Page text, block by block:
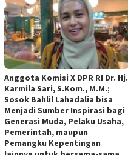
Anggota Komisi X DPR RI Dr. Hj.
Karmila Sari, S.Kom., M.M.;
Sosok Bahlil Lahadalia bisa
Menjadi Sumber Inspirasi bagi
Generasi Muda, Pelaku Usaha,
Pemerintah, maupun
Pemangku Kepentingan